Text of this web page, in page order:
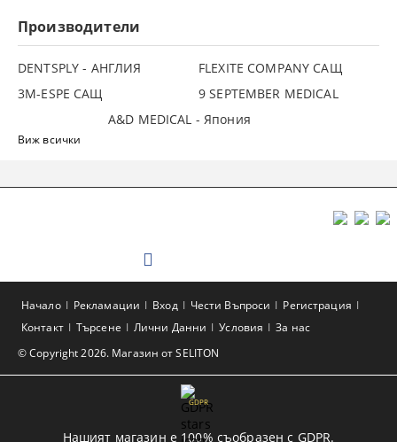
Производители
DENTSPLY - АНГЛИЯ
FLEXITE COMPANY САЩ
3М-ESPE САЩ
9 SEPTEMBER MEDICAL
A&D MEDICAL - Япония
Виж всички
© Copyright 2026. Магазин от SELITON
Начало Рекламации Вход Чести Въпроси
Регистрация
Контакт
Търсене Лични Данни Условия За нас
GDPR
Нашият магазин е 100% съобразен с GDPR.